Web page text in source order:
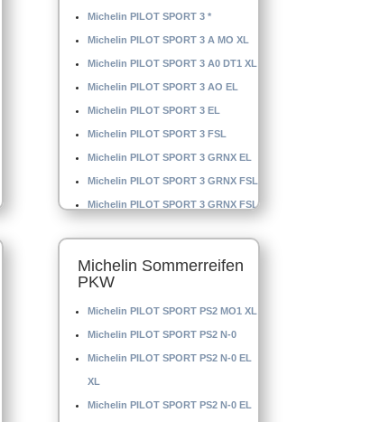
Michelin PILOT SPORT 3 *
Michelin PILOT SPORT 3 A MO XL
Michelin PILOT SPORT 3 A0 DT1 XL
Michelin PILOT SPORT 3 AO EL
Michelin PILOT SPORT 3 EL
Michelin PILOT SPORT 3 FSL
Michelin PILOT SPORT 3 GRNX EL
Michelin PILOT SPORT 3 GRNX FSL
Michelin PILOT SPORT 3 GRNX FSL
Michelin Sommerreifen
PKW
Michelin PILOT SPORT PS2 MO1 XL
Michelin PILOT SPORT PS2 N-0
Michelin PILOT SPORT PS2 N-0 EL
XL
Michelin PILOT SPORT PS2 N-0 EL